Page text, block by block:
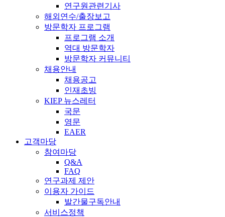
연구원관련기사
해외연수/출장보고
방문학자 프로그램
프로그램 소개
역대 방문학자
방문학자 커뮤니티
채용안내
채용공고
인재초빙
KIEP 뉴스레터
국문
영문
EAER
고객마당
참여마당
Q&A
FAQ
연구과제 제안
이용자 가이드
발간물구독안내
서비스정책